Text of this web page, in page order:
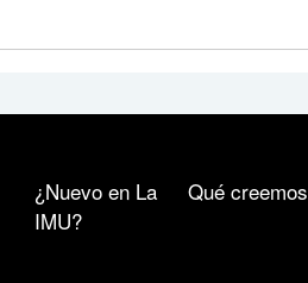
¿Nuevo en La
IMU?
Qué creemos